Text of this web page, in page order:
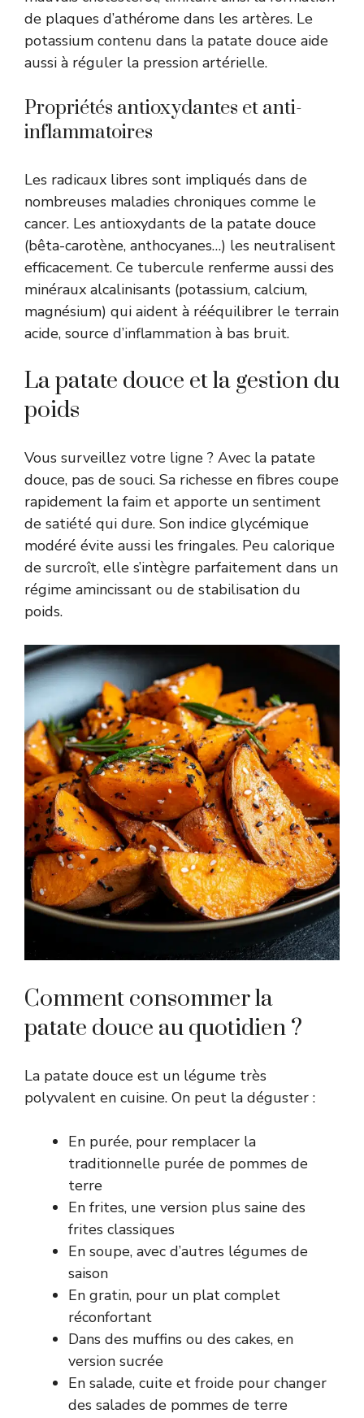
de plaques d’athérome dans les artères. Le
potassium contenu dans la patate douce aide
aussi à réguler la pression artérielle.
Propriétés antioxydantes et anti-
inflammatoires
Les radicaux libres sont impliqués dans de
nombreuses maladies chroniques comme le
cancer. Les antioxydants de la patate douce
(bêta-carotène, anthocyanes…) les neutralisent
efficacement. Ce tubercule renferme aussi des
minéraux alcalinisants (potassium, calcium,
magnésium) qui aident à rééquilibrer le terrain
acide, source d’inflammation à bas bruit.
La patate douce et la gestion du
poids
Vous surveillez votre ligne ? Avec la patate
douce, pas de souci. Sa richesse en fibres coupe
rapidement la faim et apporte un sentiment
de satiété qui dure. Son indice glycémique
modéré évite aussi les fringales. Peu calorique
de surcroît, elle s’intègre parfaitement dans un
régime amincissant ou de stabilisation du
poids.
Comment consommer la
patate douce au quotidien ?
La patate douce est un légume très
polyvalent en cuisine. On peut la déguster :
En purée, pour remplacer la
traditionnelle purée de pommes de
terre
En frites, une version plus saine des
frites classiques
En soupe, avec d’autres légumes de
saison
En gratin, pour un plat complet
réconfortant
Dans des muffins ou des cakes, en
version sucrée
En salade, cuite et froide pour changer
des salades de pommes de terre